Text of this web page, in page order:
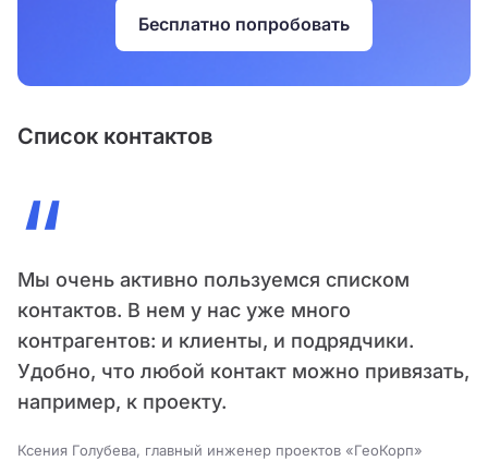
Бесплатно попробовать
Список контактов
“
Мы очень активно пользуемся списком
контактов. В нем у нас уже много
контрагентов: и клиенты, и подрядчики.
Удобно, что любой контакт можно привязать,
например, к проекту.
Ксения Голубева, главный инженер проектов «ГеоКорп»